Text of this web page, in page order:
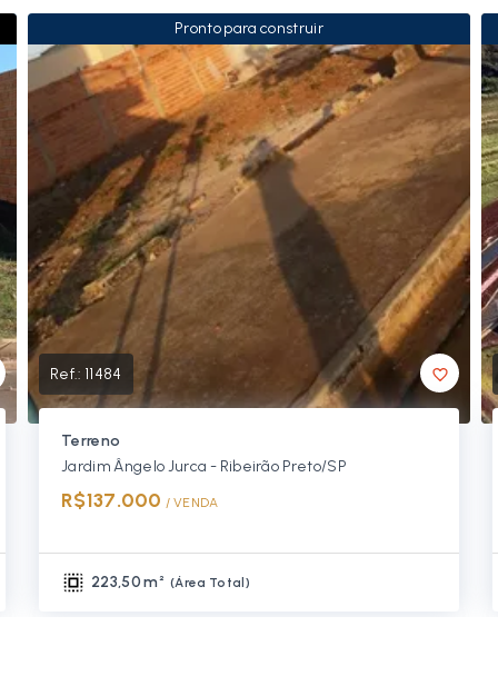
Pronto para construir
Ref.: 11484
Terreno
Jardim Ângelo Jurca - Ribeirão Preto/SP
R$137.000 / VENDA
223,50 m² (Área Total )